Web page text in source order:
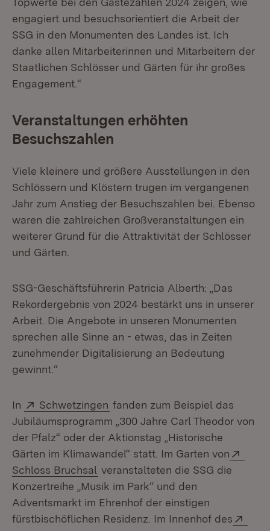
engagiert und besuchsorientiert die Arbeit der
SSG in den Monumenten des Landes ist. Ich
danke allen Mitarbeiterinnen und Mitarbeitern der
Staatlichen Schlösser und Gärten für ihr großes
Engagement.“
Veranstaltungen erhöhten
Besuchszahlen
Viele kleinere und größere Ausstellungen in den
Schlössern und Klöstern trugen im vergangenen
Jahr zum Anstieg der Besuchszahlen bei. Ebenso
waren die zahlreichen Großveranstaltungen ein
weiterer Grund für die Attraktivität der Schlösser
und Gärten.
SSG-Geschäftsführerin Patricia Alberth: „Das
Rekordergebnis von 2024 bestärkt uns in unserer
Arbeit. Die Angebote in unseren Monumenten
sprechen alle Sinne an - etwas, das in Zeiten
zunehmender Digitalisierung an Bedeutung
gewinnt.“
In Extern:
Schwetzingen (Öffnet in neuem Fenster)
fanden zum Beispiel das
Jubiläumsprogramm „300 Jahre Carl Theodor von
der Pfalz“ oder der Aktionstag „Historische
Gärten im Klimawandel“ statt. Im Garten von
Schloss Bruchsal (Öffnet in neuem Fenster)
veranstalteten die SSG die
Konzertreihe „Musik im Park“ und den
Adventsmarkt im Ehrenhof der einstigen
fürstbischöflichen Residenz. Im Innenhof des